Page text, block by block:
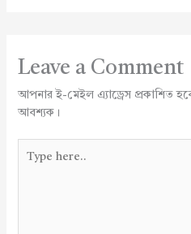
Leave a Comment
আপনার ই-মেইল এ্যাড্রেস প্রকাশিত
আবশ্যক।
here..